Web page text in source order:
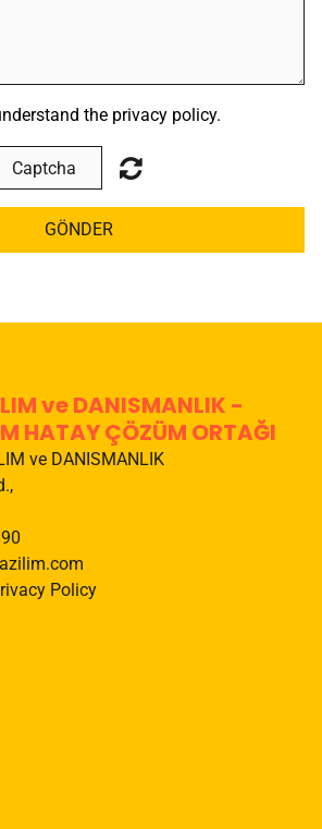
the privacy policy.
GÖNDER
ve DANISMANLIK -
HATAY ÇÖZÜM ORTAĞI
ve DANISMANLIK
,
Policy